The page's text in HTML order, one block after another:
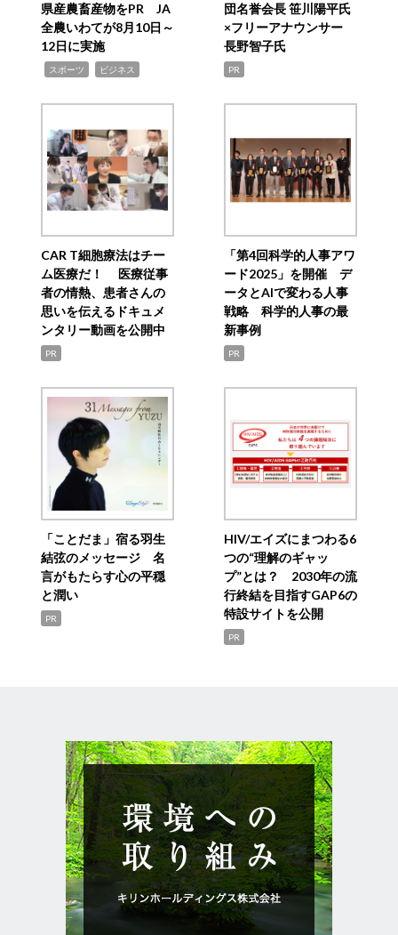
県産農畜産物をPR JA
全農いわてが8月10日～
12日に実施
スポーツ ビジネス
団名誉会長 笹川陽平氏
×フリーアナウンサー
長野智子氏
PR
CAR T細胞療法はチー
ム医療だ！ 医療従事
者の情熱、患者さんの
思いを伝えるドキュメ
ンタリー動画を公開中
PR
「第4回科学的人事アワ
ード2025」を開催 デ
ータとAIで変わる人事
戦略 科学的人事の最
新事例
PR
「ことだま」宿る羽生
結弦のメッセージ 名
言がもたらす心の平穏
と潤い
PR
HIV/エイズにまつわる6
つの“理解のギャッ
プ”とは？ 2030年の流
行終結を目指すGAP6の
特設サイトを公開
PR